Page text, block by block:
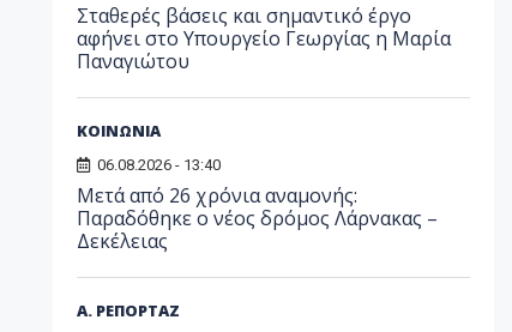
Σταθερές βάσεις και σημαντικό έργο
αφήνει στο Υπουργείο Γεωργίας η Μαρία
Παναγιώτου
ΚΟΙΝΩΝΙΑ
06.08.2026 - 13:40
Μετά από 26 χρόνια αναμονής:
Παραδόθηκε ο νέος δρόμος Λάρνακας –
Δεκέλειας
Α. ΡΕΠΟΡΤΑΖ